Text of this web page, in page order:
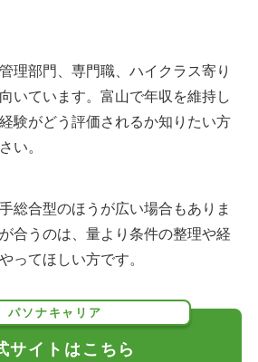
理部門、専門職、ハイクラス寄り
いています。富山で年収を維持し
験がどう評価されるか知りたい方
い。
総合型のほうが広い場合もありま
合うのは、量より条件の整理や経
ってほしい方です。
パソナキャリア
サイトはこちら